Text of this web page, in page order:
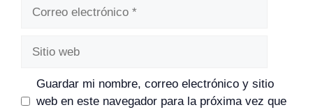
Guardar mi nombre, correo electrónico y sitio
web en este navegador para la próxima vez que